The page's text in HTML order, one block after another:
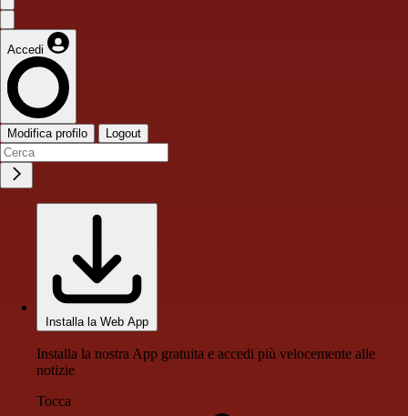
Accedi
Modifica profilo Logout
Installa la Web App
Installa la nostra App gratuita e accedi più velocemente alle
notizie
Tocca